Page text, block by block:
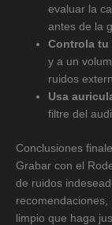
evaluar la
antes de la
Controla tu
y a un
ruidos
Usa
filtre del
Conclusiones
Grabar con el
de ruidos
limpio que haga